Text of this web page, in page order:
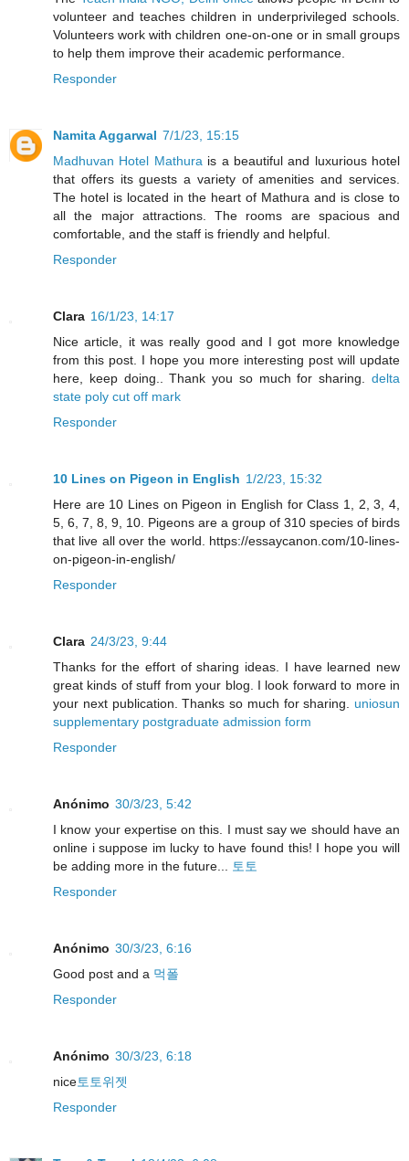
volunteer and teaches children in underprivileged schools.
Volunteers work with children one-on-one or in small groups
to help them improve their academic performance.
Responder
Namita Aggarwal 7/1/23, 15:15
Madhuvan Hotel Mathurais a beautiful and luxurious hotel
that offers its guests a variety of amenities and services.
The hotel is located in the heart of Mathura and is close to
all the major attractions. The rooms are spacious and
comfortable, and the staff is friendly and helpful.
Responder
Clara 16/1/23, 14:17
Nice article, it was really good and I got more knowledge
from this post. I hope you more interesting post will update
here, keep doing.. Thank you so much for sharing. delta
state poly cut off mark
Responder
10 Lines on Pigeon in English 1/2/23, 15:32
Here are 10 Lines on Pigeon in English for Class 1, 2, 3, 4,
5, 6, 7, 8, 9, 10. Pigeons are a group of 310 species of birds
that live all over the world. https://essaycanon.com/10-lines-
on-pigeon-in-english/
Responder
Clara 24/3/23, 9:44
Thanks for the effort of sharing ideas. I have learned new
great kinds of stuff from your blog. I look forward to more in
your next publication. Thanks so much for sharing. uniosun
supplementary postgraduate admission form
Responder
Anónimo 30/3/23, 5:42
I know your expertise on this. I must say we should have an
online i suppose im lucky to have found this! I hope you will
be adding more in the future... 토토
Responder
Anónimo 30/3/23, 6:16
Good post and a 먹폴
Responder
Anónimo 30/3/23, 6:18
nice토토위젯
Responder